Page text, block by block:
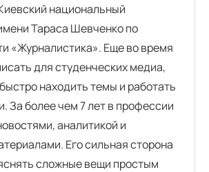
национальный
Тараса Шевченко по
«Журналистика». Еще во время
для студенческих медиа,
находить темы и работать
За более чем 7 лет в профессии
аналитикой и
Его сильная сторона
сложные вещи простым